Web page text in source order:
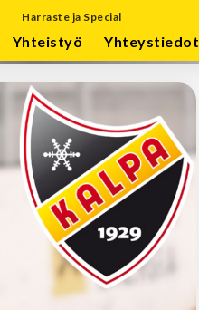
Harraste ja Special
Yhteistyö Yhteystiedot